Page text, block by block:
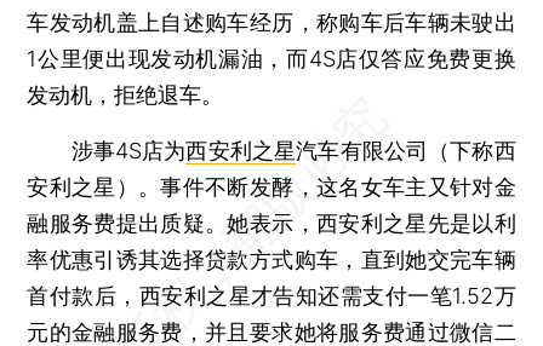
车发动机盖上自述购车经历，称购车后车辆未驶出
1公里便出现发动机漏油，而4S店仅答应免费更换
发动机，拒绝退车。
涉事4S店为西安利之星汽车有限公司（下称西
安利之星）。事件不断发酵，这名女车主又针对金
融服务费提出质疑。她表示，西安利之星先是以利
率优惠引诱其选择贷款方式购车，直到她交完车辆
首付款后，西安利之星才告知还需支付一笔1.52万
元的金融服务费，并且要求她将服务费通过微信二